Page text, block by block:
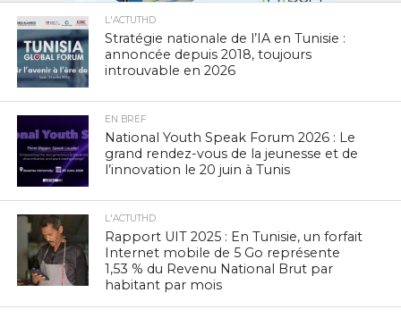
L'ACTUTHD
Stratégie nationale de l’IA en Tunisie :
annoncée depuis 2018, toujours
introuvable en 2026
EN BREF
National Youth Speak Forum 2026 : Le
grand rendez-vous de la jeunesse et de
l’innovation le 20 juin à Tunis
L'ACTUTHD
Rapport UIT 2025 : En Tunisie, un forfait
Internet mobile de 5 Go représente
1,53 % du Revenu National Brut par
habitant par mois